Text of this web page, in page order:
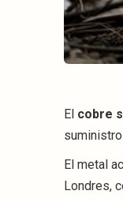
El cobre
El metal
Londres,